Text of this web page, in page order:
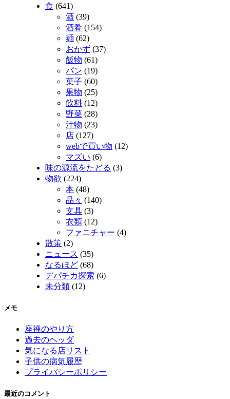
食 (641)
酒 (39)
酒肴 (154)
麺 (62)
おかず (37)
飯物 (61)
パン (19)
菓子 (60)
果物 (25)
飲料 (12)
野菜 (28)
汁物 (23)
店 (127)
webで買い物 (12)
マズい (6)
味の源流をたどる (3)
物欲 (224)
本 (48)
品々 (140)
文具 (3)
衣類 (12)
ファニチャー (4)
散策 (2)
ニュース (35)
なるほど (68)
デパチカ探索 (6)
未分類 (12)
メモ
座禅のやり方
過去のヘッダ
気になる店リスト
子供の病気履歴
プライバシーポリシー
最近のコメント